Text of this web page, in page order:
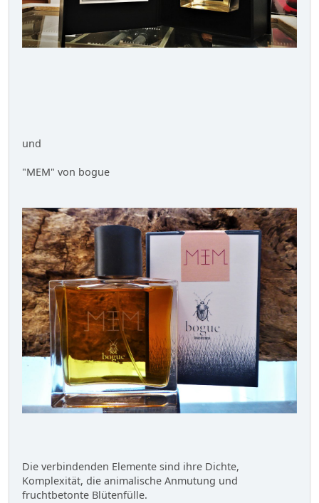
und
"MEM" von bogue
Die verbindenden Elemente sind ihre Dichte,
Komplexität, die animalische Anmutung und
fruchtbetonte Blütenfülle.